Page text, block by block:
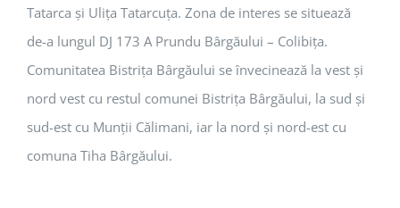
Tatarca și Ulița Tatarcuța. Zona de interes se situează
de-a lungul DJ 173 A Prundu Bârgăului – Colibița.
Comunitatea Bistrița Bârgăului se învecinează la vest și
nord vest cu restul comunei Bistrița Bârgăului, la sud și
sud-est cu Munții Călimani, iar la nord și nord-est cu
comuna Tiha Bârgăului.